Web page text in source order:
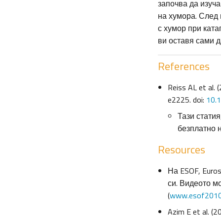
започва да
на хумора. След
с хумор при
ви оставя сами
References
Reiss AL et al.
e2225. doi:
Тази
безплатно
Resources
На ESOF,
си. Видеото
(
Azim E et al.